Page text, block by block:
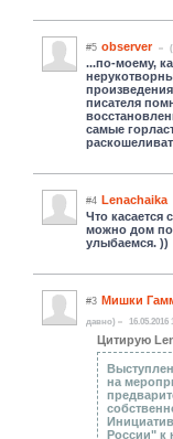
#5 observer
...по-моему,
писателя
самые
#4 Lenachaika
Что касается
можно дом
улыбаемся. ))
#3 Мишки
давно)
16.05.2016
Цитирую
на
России" к